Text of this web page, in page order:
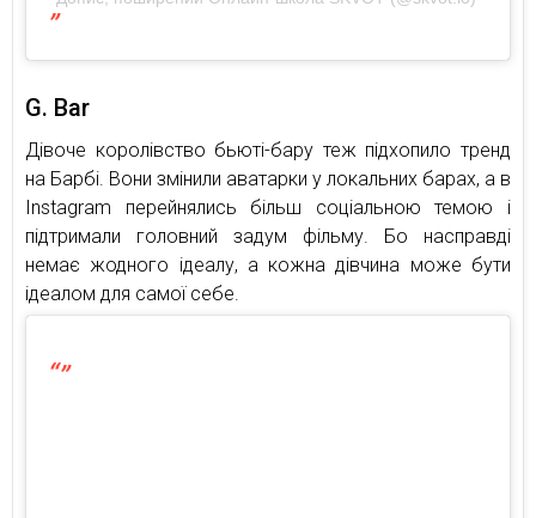
G. Bar
Дівоче королівство бьюті-бару теж підхопило тренд
на Барбі. Вони змінили аватарки у локальних барах, а в
Instagram перейнялись більш соціальною темою і
підтримали головний задум фільму. Бо насправді
немає жодного ідеалу, а кожна дівчина може бути
ідеалом для самої себе.